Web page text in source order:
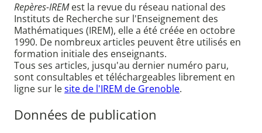
Repères-IREMest la revue du réseau national des
Instituts de Recherche sur l'Enseignement des
Mathématiques (IREM), elle a été créée en octobre
1990. De nombreux articles peuvent être utilisés en
formation initiale des enseignants.
Tous ses articles, jusqu'au dernier numéro paru,
sont consultables et téléchargeables librement en
ligne sur lesite de l'IREM de Grenoble.
Données de publication